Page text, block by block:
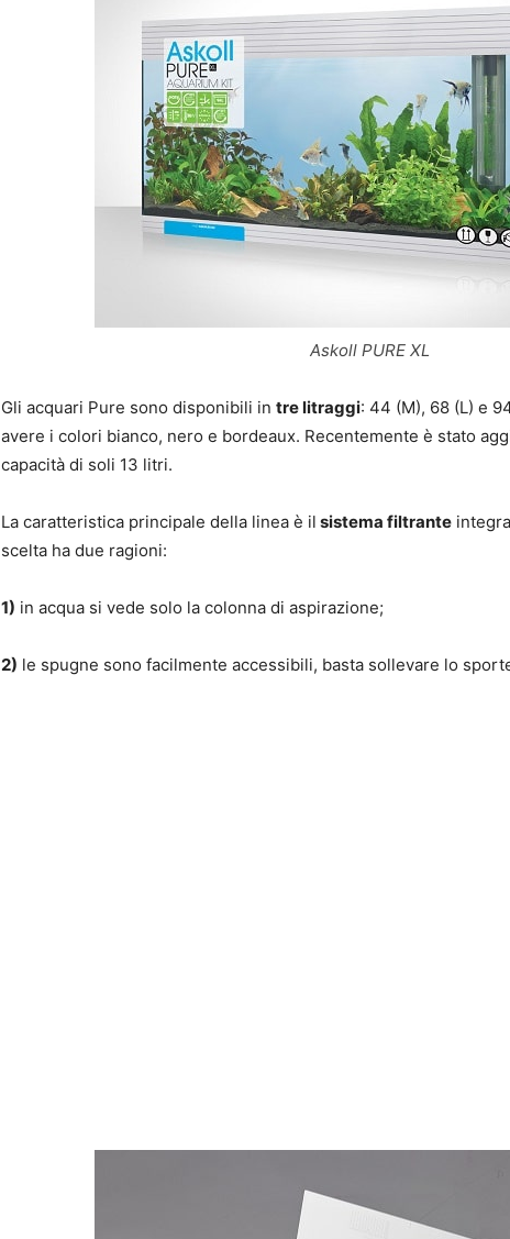
Askoll PURE XL
Gli acquari Pure sono disponibili in tre litraggi: 44 (M), 68 (L) e
avere i colori bianco, nero e bordeaux. Recentemente è stato
capacità di soli 13 litri.
La caratteristica principale della linea è il sistema filtrante
scelta ha due ragioni:
1) in acqua si vede solo la colonna di aspirazione;
2) le spugne sono facilmente accessibili, basta sollevare lo